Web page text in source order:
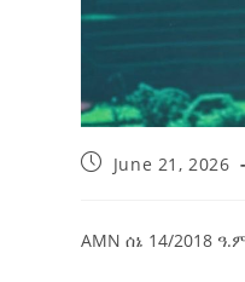
June 21, 2026
AMN ሰኔ 14/2018